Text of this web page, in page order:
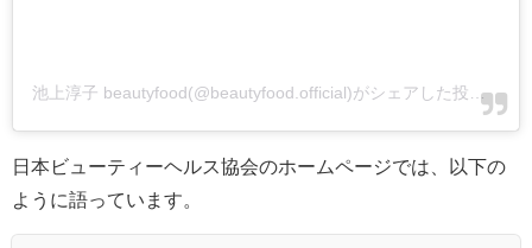
池上淳子 beautyfood(@beautyfood.official)がシェアした投稿-
日本ビューティーヘルス協会のホームページでは、以下の
ように語っています。